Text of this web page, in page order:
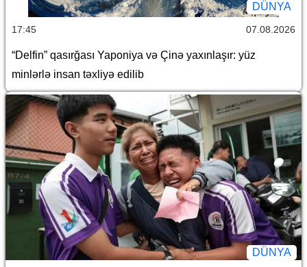
DÜNYA
17:45 07.08.2026
“Delfin” qasırğası Yaponiya və Çinə yaxınlaşır: yüz
minlərlə insan təxliyə edilib
DÜNYA